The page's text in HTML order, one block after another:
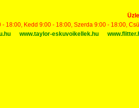
- 18:00, Kedd 9:00 - 18:00, Szerda 9:00 - 18:00,
www.taylor-eskuvoikellek.hu